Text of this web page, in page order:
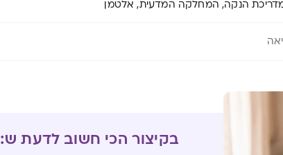
בקיצור הכי חשוב לדעת ש: